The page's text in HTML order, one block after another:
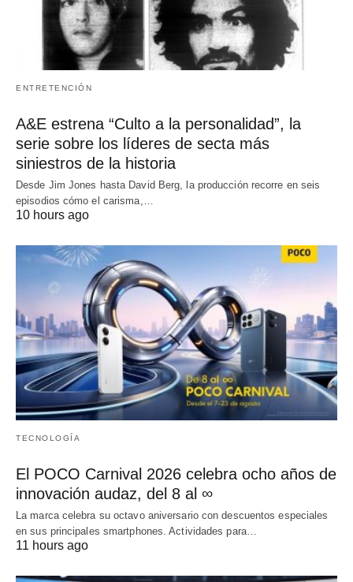
ENTRETENCIÓN
A&E estrena “Culto a la personalidad”, la
serie sobre los líderes de secta más
siniestros de la historia
Desde Jim Jones hasta David Berg, la producción recorre en seis
episodios cómo el carisma,…
10 hours ago
TECNOLOGÍA
El POCO Carnival 2026 celebra ocho años de
innovación audaz, del 8 al ∞
La marca celebra su octavo aniversario con descuentos especiales
en sus principales smartphones. Actividades para…
11 hours ago